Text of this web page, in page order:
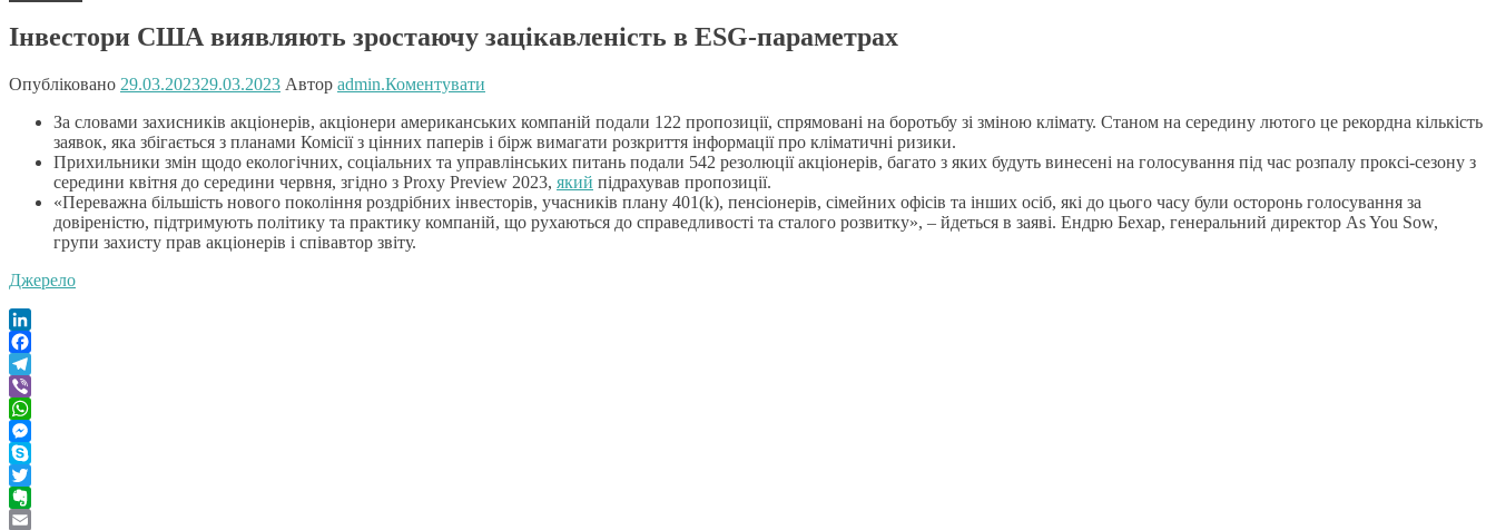
Інвестори США виявляють зростаючу зацікавленість в ESG-параметрах
Опубліковано 29.03.202329.03.2023 Автор admin.Коментувати
За словами захисників акціонерів, акціонери американських компаній подали 122 пропозиції, спрямовані на боротьбу зі зміною клімату. Станом на середину лютого це рекордна кількість
заявок, яка збігається з планами Комісії з цінних паперів і бірж вимагати розкриття інформації про кліматичні ризики.
Прихильники змін щодо екологічних, соціальних та управлінських питань подали 542 резолюції акціонерів, багато з яких будуть винесені на голосування під час розпалу проксі-сезону з
середини квітня до середини червня, згідно з Proxy Preview 2023, який підрахував пропозиції.
«Переважна більшість нового покоління роздрібних інвесторів, учасників плану 401(k), пенсіонерів, сімейних офісів та інших осіб, які до цього часу були осторонь голосування за
довіреністю, підтримують політику та практику компаній, що рухаються до справедливості та сталого розвитку», – йдеться в заяві. Ендрю Бехар, генеральний директор As You Sow,
групи захисту прав акціонерів і співавтор звіту.
Джерело
LinkedIn
Facebook
Telegram
Viber
WhatsApp
Messenger
Skype
Twitter
Evernote